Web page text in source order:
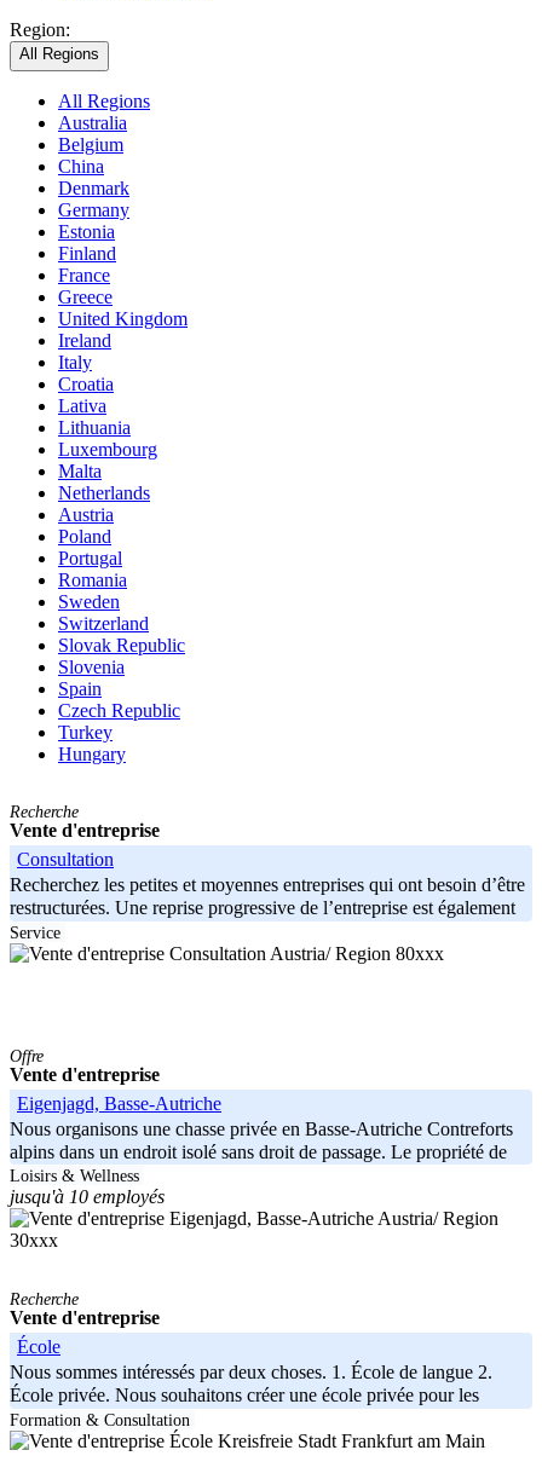
Region:
All Regions
All Regions
Australia
Belgium
China
Denmark
Germany
Estonia
Finland
France
Greece
United Kingdom
Ireland
Italy
Croatia
Lativa
Lithuania
Luxembourg
Malta
Netherlands
Austria
Poland
Portugal
Romania
Sweden
Switzerland
Slovak Republic
Slovenia
Spain
Czech Republic
Turkey
Hungary
Recherche
Vente d'entreprise
Consultation
Recherchez les petites et moyennes entreprises qui ont besoin d’être
restructurées. Une reprise progressive de l’entreprise est également
Service
Austria/ Region 80xxx
Offre
Vente d'entreprise
Eigenjagd, Basse-Autriche
Nous organisons une chasse privée en Basse-Autriche Contreforts
alpins dans un endroit isolé sans droit de passage. Le propriété de
140
Loisirs & Wellness
jusqu'à 10 employés
Austria/ Region
30xxx
Recherche
Vente d'entreprise
École
Nous sommes intéressés par deux choses. 1. École de langue 2.
École privée. Nous souhaitons créer une école privée pour les
élèves
Formation & Consultation
Kreisfreie Stadt Frankfurt am Main